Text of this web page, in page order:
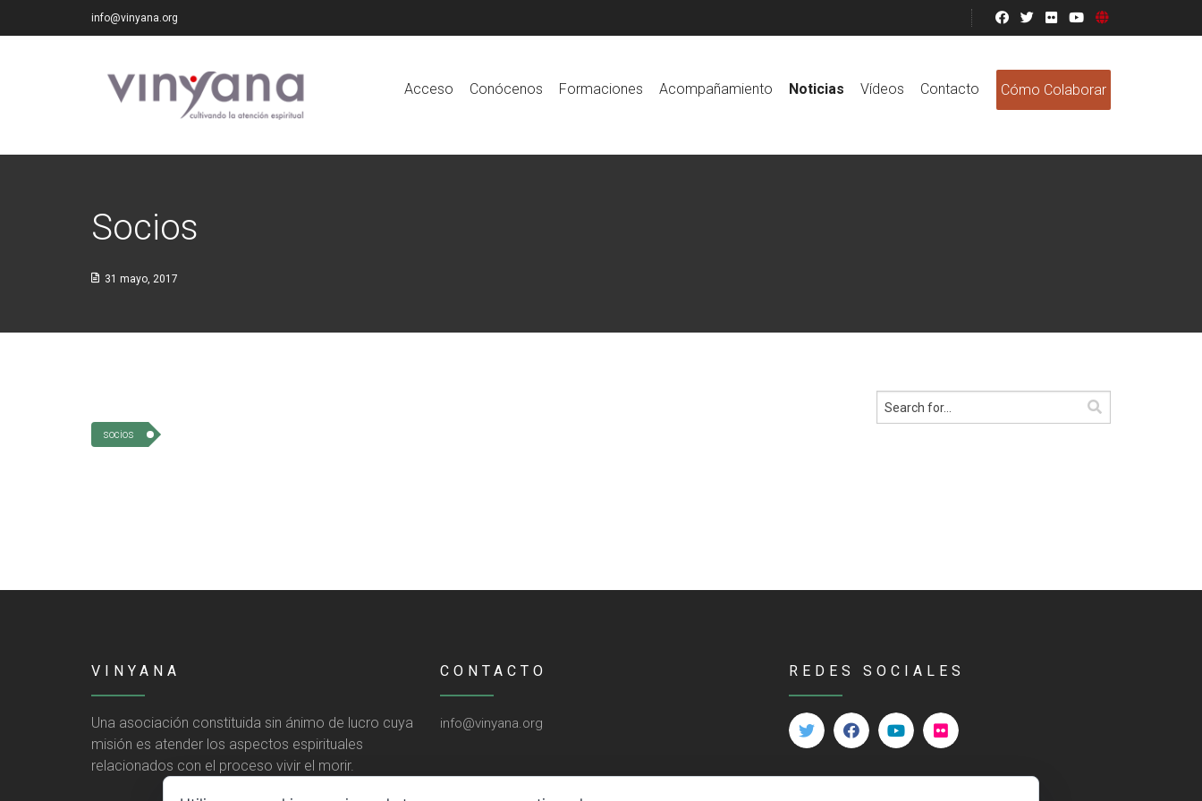
info@vinyana.org
Acceso Conócenos Formaciones Acompañamiento Noticias Vídeos Contacto Cómo Colaborar
Socios
31 mayo, 2017
socios
VINYANA
Una asociación constituida sin ánimo de lucro cuya
misión es atender los aspectos espirituales
relacionados con el proceso vivir el morir.
CONTACTO
info@vinyana.org
REDES SOCIALES